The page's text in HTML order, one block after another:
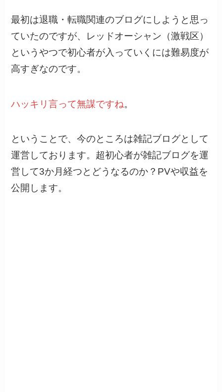
最初は退職・転職関連のブログにしようと思っ
ていたのですが、レッドオーシャン（激戦区）
というやつで初心者が入っていくには難易度が
高すぎなのです。
ハッキリ言って無謀ですね。
ということで、今のところは雑記ブログとして
運営しております。超初心者が雑記ブログを運
営して3か月経つとどうなるのか？PVや収益を
公開します。